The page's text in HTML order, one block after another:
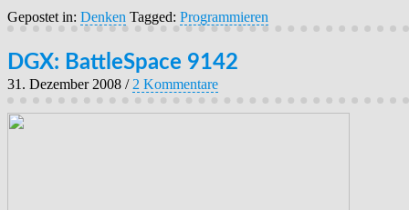
Gepostet in: Denken Tagged: Programmieren
DGX: BattleSpace 9142
31. Dezember 2008 / 2 Kommentare